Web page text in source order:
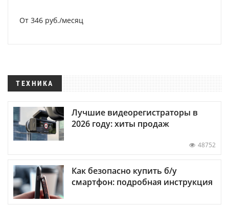
От 346 руб./месяц
ТЕХНИКА
Лучшие видеорегистраторы в
2026 году: хиты продаж
48752
Как безопасно купить б/у
смартфон: подробная инструкция